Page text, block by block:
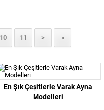
10 11 > »
En Şık Çeşitlerle Varak Ayna
Modelleri